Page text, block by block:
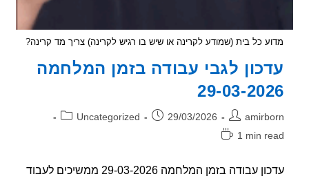
כל בית (שמודע לקרינה או שיש בו רגיש לקרינה) צריך מד קרינה?
לגבי עבודה בזמן המלחמה
29-03-
פורסם:
29/03/2026 קטגוריה:
Uncategorized
1 min
עדכון עבודה בזמן המלחמה 29-03-2026 ממשיכים לעבוד